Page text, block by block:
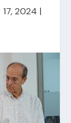
2024 |